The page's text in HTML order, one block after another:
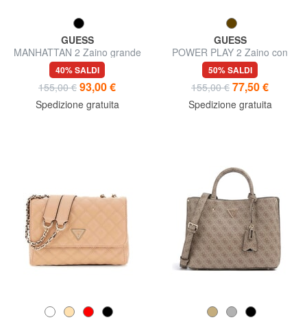
GUESS
MANHATTAN 2 Zaino grande
a 2 scomparti
40% SALDI
155,00 € 93,00 €
Spedizione gratuita
GUESS
POWER PLAY 2 Zaino con
tasca e pouch
50% SALDI
155,00 € 77,50 €
Spedizione gratuita